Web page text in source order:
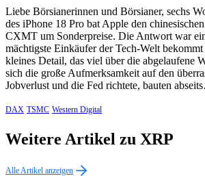
Liebe Börsianerinnen und Börsianer, sechs
des iPhone 18 Pro bat Apple den
CXMT um Sonderpreise. Die Antwort war
mächtigste Einkäufer der Tech-Welt
kleines Detail, das viel über die abgelaufene
sich die große Aufmerksamkeit auf den
Jobverlust und die Fed richtete, bauten
DAX TSMC Western Digital
Weitere Artikel zu XRP
Alle Artikel anzeigen